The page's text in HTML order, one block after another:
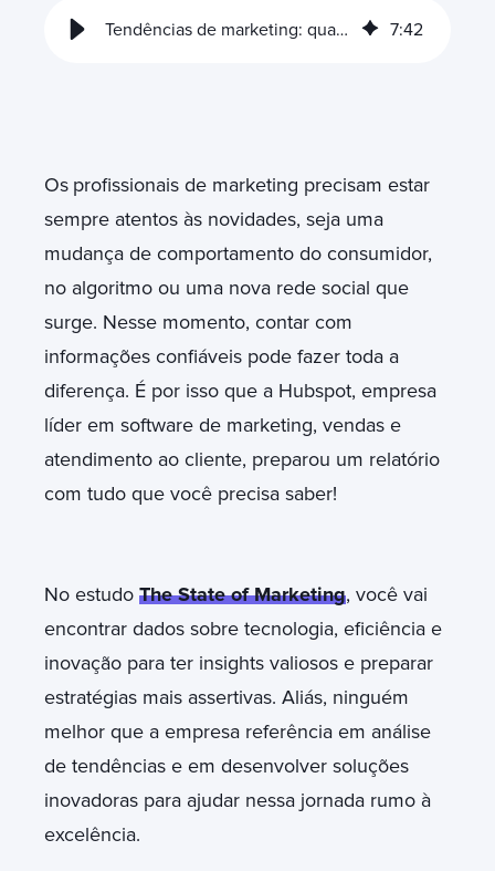
Tendências de marketing: quando a eficiência encontra a inovação 7:42
Os profissionais de marketing precisam estar
sempre atentos às novidades, seja uma
mudança de comportamento do consumidor,
no algoritmo ou uma nova rede social que
surge. Nesse momento, contar com
informações confiáveis pode fazer toda a
diferença. É por isso que a Hubspot, empresa
líder em software de marketing, vendas e
atendimento ao cliente, preparou um relatório
com tudo que você precisa saber!
No estudo The State of Marketing, você vai
encontrar dados sobre tecnologia, eficiência e
inovação para ter insights valiosos e preparar
estratégias mais assertivas. Aliás, ninguém
melhor que a empresa referência em análise
de tendências e em desenvolver soluções
inovadoras para ajudar nessa jornada rumo à
excelência.